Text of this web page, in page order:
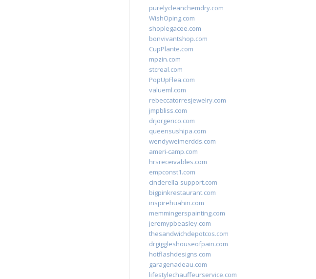
purelycleanchemdry.com
WishOping.com
shoplegacee.com
bonvivantshop.com
CupPlante.com
mpzin.com
stcreal.com
PopUpFlea.com
valueml.com
rebeccatorresjewelry.com
jmpbliss.com
drjorgerico.com
queensushipa.com
wendyweimerdds.com
ameri-camp.com
hrsreceivables.com
empconst1.com
cinderella-support.com
bigpinkrestaurant.com
inspirehuahin.com
memmingerspainting.com
jeremypbeasley.com
thesandwichdepotcos.com
drgiggleshouseofpain.com
hotflashdesigns.com
garagenadeau.com
lifestylechauffeurservice.com